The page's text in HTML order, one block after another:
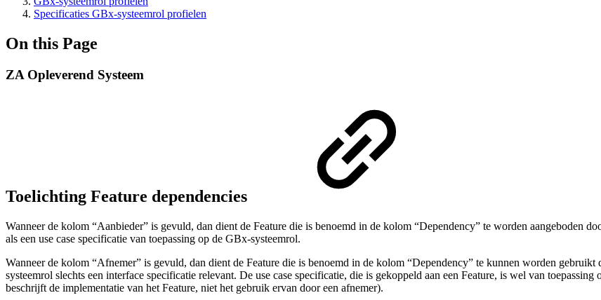
Specificaties GBx-systeemrol profielen
On this Page
ZA Opleverend Systeem
Toelichting Feature dependencies
Wanneer de kolom “Aanbieder” is gevuld, dan dient de Feature die is benoemd in de kolom “Dependency” te worden aangeboden
als een use case specificatie van toepassing op de GBx-systeemrol.
Wanneer de kolom “Afnemer” is gevuld, dan dient de Feature die is benoemd in de kolom “Dependency” te kunnen worden
systeemrol slechts een interface specificatie relevant. De use case specificatie, die is gekoppeld aan een Feature, is wel van
beschrijft de implementatie van het Feature, niet het gebruik ervan door een afnemer).